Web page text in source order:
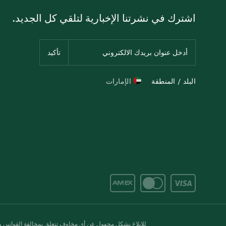
اشترك في نشرتنا الإخبارية لتلقي كل الجديد.
البلد / المنطقة الإمارات
للإبلاغ بشكل مجهول عن أي مخاوف تتعلق بمخالفة القوانين